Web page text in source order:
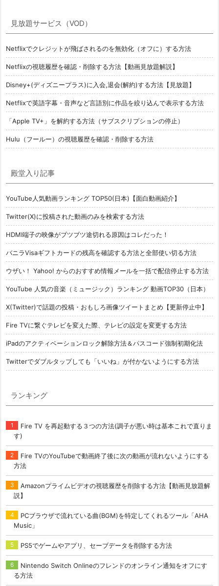
見放題サービス（VOD）
Netflixでクレジットが飛ばされるのを無効化（オフに）する方法
Netflixの視聴履歴を確認・削除する方法【動画見放題解説】
Disney+(ディズニープラス)に入会,退会(解約)する方法【見放題】
Netflixで英語字幕・音声など言語別に作品を絞り込んで表示する方法
「Apple TV+」を解約する方法（サブスクリプションの停止）
Hulu（フールー）の視聴履歴を確認・削除する方法
殿堂入り記事
YouTube人気動画ランキング TOP50(日本)【面白動画紹介】
Twitter(X)に投稿された動画のみを検索する方法
HDMI端子の映像がブツブツ途切れる原因はコレだった！
バニラVisaギフトカードの残高を確認する方法と全部使い切る方法
ウザい！ Yahoo! からのおすすめ情報メールを一括で配信停止する方法
YouTube 人気の音楽（ミュージック）ランキング 動画TOP30（日本）
X(Twitter)で話題の投稿・おもしろ画像ツイートまとめ【更新停止中】
Fire TVに繋ぐテレビを変えた際、テレビの設定を変更する方法
iPadのアクティベーションロック解除方法＆パスコード強制初期化法
Twitterでダブルタップしても「いいね」が付かないようにする方法
ランキング
Fire TV を再起動する３つの方法(調子が悪い時は基本これで直りま
す)
Fire TVのYouTubeで動画終了後に次の動画が流れないようにする
方法
Amazonプライムビデオの視聴履歴を削除する方法【動画見放題解
説】
PCブラウザで流れている曲(BGM)を特定してくれるツール「AHA
Music」
PS5でゲームやアプリ、セーブデータを削除する方法
Nintendo Switch Onlineのフレンドのオンライン通知をオフにす
る方法